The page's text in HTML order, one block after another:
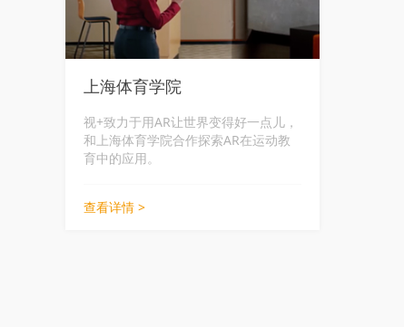
上海体育学院
视+致力于用AR让世界变得好一点儿，
和上海体育学院合作探索AR在运动教
育中的应用。
查看详情 >